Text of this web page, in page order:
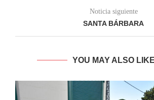
Noticia siguiente
SANTA BÁRBARA
YOU MAY ALSO LIKE